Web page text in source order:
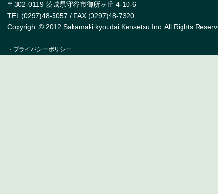
〒302-0119 茨城県守谷市御所ヶ丘 4-10-6
TEL (0297)48-5057 / FAX (0297)48-7320
Copyright © 2012 Sakamaki kyoudai Kensetsu Inc. All Rights
・ プライバシーポリシー